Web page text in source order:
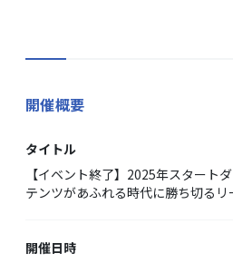
開催概要
タイトル
【イベント終了】2025年スタート
テンツがあふれる時代に勝ち切る
開催日時